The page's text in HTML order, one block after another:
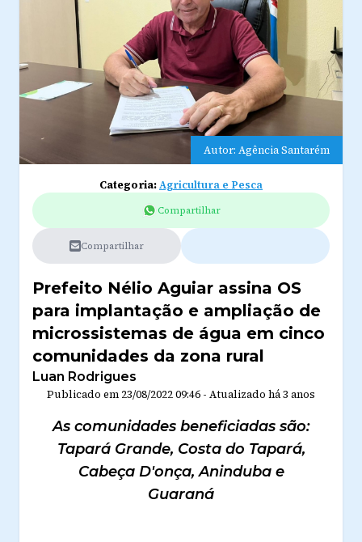
Autor: Agência Santarém
Categoria:Agricultura e Pesca
Compartilhar
Compartilhar
Prefeito Nélio Aguiar assina OS
para implantação e ampliação de
microssistemas de água em cinco
comunidades da zona rural
Luan Rodrigues
Publicado em 23/08/2022 09:46 - Atualizado há 3 anos
As comunidades beneficiadas são:
Tapará Grande, Costa do Tapará,
Cabeça D'onça, Aninduba e
Guaraná